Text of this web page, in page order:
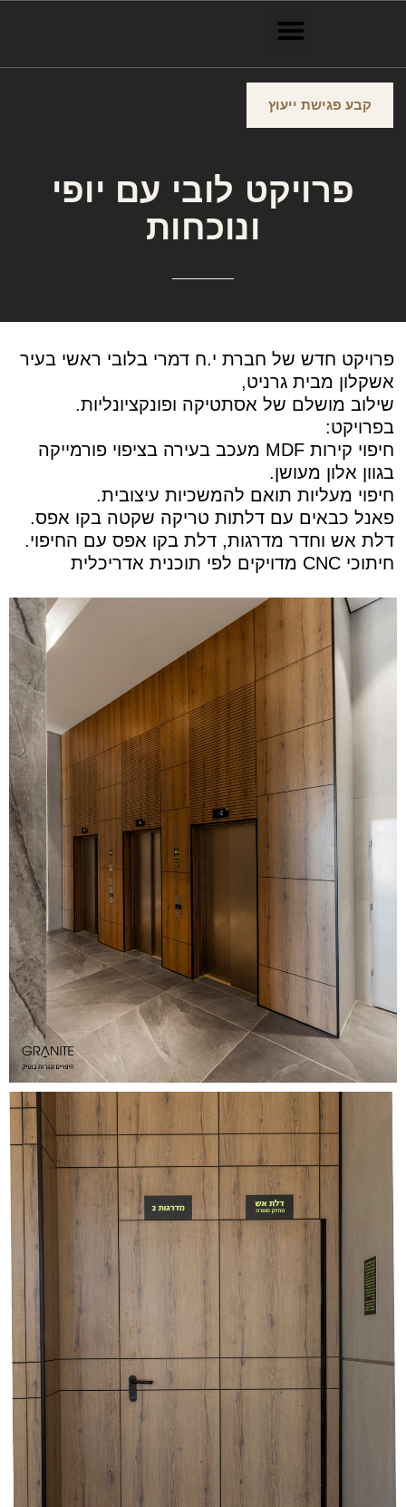
קבע פגישת ייעוץ
פרויקט לובי עם יופי
ונוכחות
פרויקט חדש של חברת י.ח דמרי בלובי ראשי בעיר
אשקלון מבית גרניט,
שילוב מושלם של אסתטיקה ופונקציונליות.
בפרויקט:
חיפוי קירות MDF מעכב בעירה בציפוי פורמייקה
בגוון אלון מעושן.
חיפוי מעליות תואם להמשכיות עיצובית.
פאנל כבאים עם דלתות טריקה שקטה בקו אפס.
דלת אש וחדר מדרגות, דלת בקו אפס עם החיפוי.
חיתוכי CNC מדויקים לפי תוכנית אדריכלית